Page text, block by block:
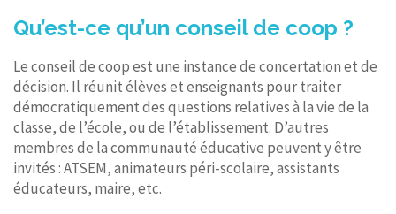
Qu’est-ce qu’un conseil de coop ?
Le conseil de coop est une instance de concertation et de
décision. Il réunit élèves et enseignants pour traiter
démocratiquement des questions relatives à la vie de la
classe, de l’école, ou de l’établissement. D’autres
membres de la communauté éducative peuvent y être
invités : ATSEM, animateurs péri-scolaire, assistants
éducateurs, maire, etc.